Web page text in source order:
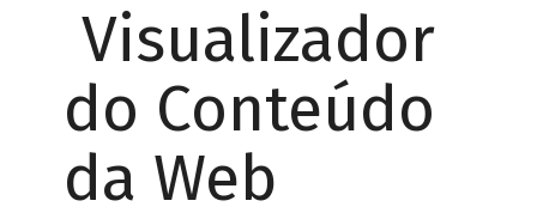
Visualizador
do Conteúdo
da Web